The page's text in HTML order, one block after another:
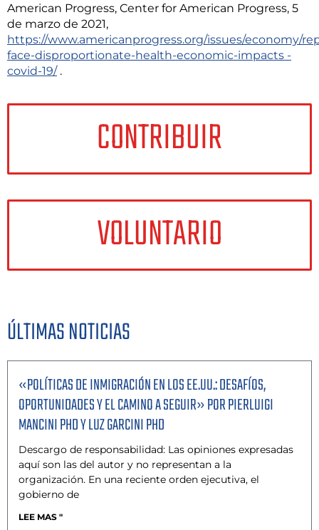
American Progress, Center for American Progress, 5
de marzo de 2021,
https://www.americanprogress.org/issues/economy/
face-disproportionate-health-economic-impacts -
covid-19/.
CONTRIBUIR
VOLUNTARIO
ÚLTIMAS NOTICIAS
«POLÍTICAS DE INMIGRACIÓN EN LOS EE.UU.: DESAFÍOS,
OPORTUNIDADES Y EL CAMINO A SEGUIR» POR PIERLUIGI
MANCINI PHD Y LUZ GARCINI PHD
Descargo de responsabilidad: Las opiniones expresadas
aquí son las del autor y no representan a la
organización. En una reciente orden ejecutiva, el
gobierno de
LEE MAS "